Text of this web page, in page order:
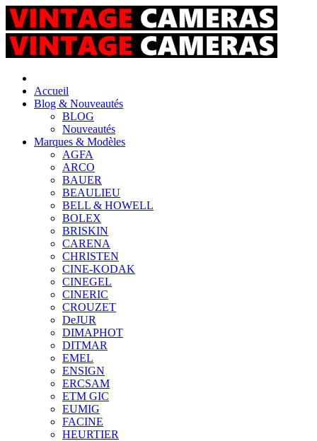
Accueil
Blog & Nouveautés
BLOG
Nouveautés
Marques & Modèles
AGFA
ARCO
BAUER
BEAULIEU
BELL & HOWELL
BOLEX
BRISKIN
CARENA
CHRISTEN
CINE-KODAK
CINEGEL
CINERIC
CROUZET
DeJUR
DIMAPHOT
DITMAR
EMEL
ENSIGN
ERCSAM
ETM GIC
EUMIG
FACINE
HEURTIER